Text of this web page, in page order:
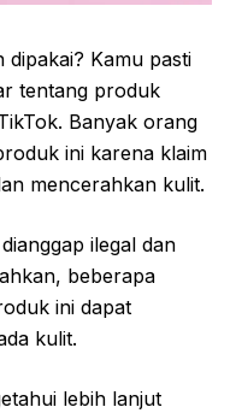
Kamu pasti
tentang produk
Banyak orang
ini karena klaim
mencerahkan kulit.
ilegal dan
beberapa
ini dapat
kulit.
lebih lanjut